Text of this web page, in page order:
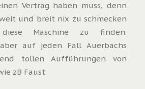
Vertrag haben muss, denn
und breit nix zu schmecken
Maschine zu finden.
auf jeden Fall Auerbachs
tollen Aufführungen von
zB Faust.